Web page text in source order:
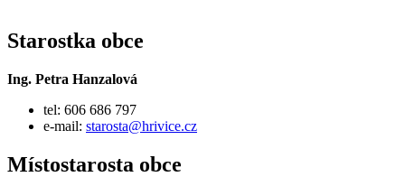
Starostka obce
Ing. Petra Hanzalová
tel: 606 686 797
e-mail: starosta@hrivice.cz
Místostarosta obce